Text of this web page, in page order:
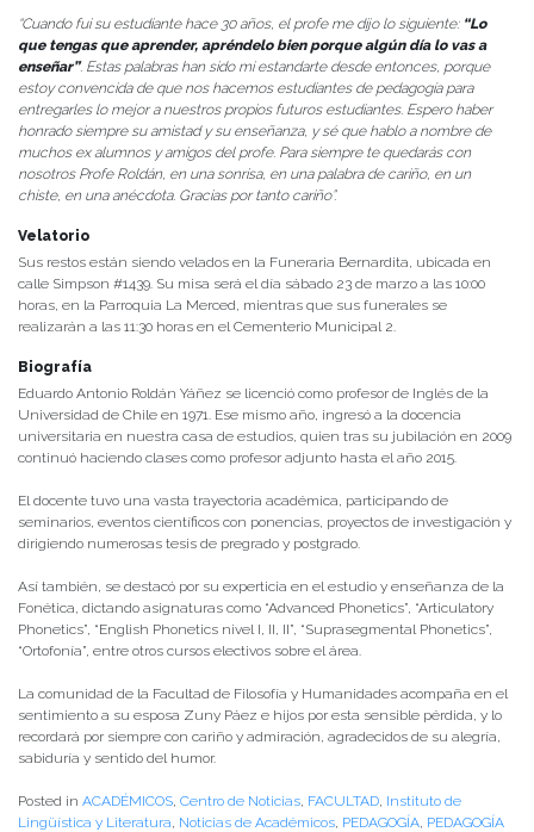
“Cuando fui su estudiante hace 30 años, el profe me dijo lo siguiente: “Lo
que tengas que aprender, apréndelo bien porque algún día lo vas a
enseñar”. Estas palabras han sido mi estandarte desde entonces, porque
estoy convencida de que nos hacemos estudiantes de pedagogía para
entregarles lo mejor a nuestros propios futuros estudiantes. Espero haber
honrado siempre su amistad y su enseñanza, y sé que hablo a nombre de
muchos ex alumnos y amigos del profe. Para siempre te quedarás con
nosotros Profe Roldán, en una sonrisa, en una palabra de cariño, en un
chiste, en una anécdota. Gracias por tanto cariño”.
Velatorio
Sus restos están siendo velados en la Funeraria Bernardita, ubicada en
calle Simpson #1439. Su misa será el día sábado 23 de marzo a las 10:00
horas, en la Parroquia La Merced, mientras que sus funerales se
realizarán a las 11:30 horas en el Cementerio Municipal 2.
Biografía
Eduardo Antonio Roldán Yáñez se licenció como profesor de Inglés de la
Universidad de Chile en 1971. Ese mismo año, ingresó a la docencia
universitaria en nuestra casa de estudios, quien tras su jubilación en 2009
continuó haciendo clases como profesor adjunto hasta el año 2015.
El docente tuvo una vasta trayectoria académica, participando de
seminarios, eventos científicos con ponencias, proyectos de investigación y
dirigiendo numerosas tesis de pregrado y postgrado.
Así también, se destacó por su experticia en el estudio y enseñanza de la
Fonética, dictando asignaturas como “Advanced Phonetics”, “Articulatory
Phonetics”, “English Phonetics nivel I, II, II”, “Suprasegmental Phonetics”,
“Ortofonía”, entre otros cursos electivos sobre el área.
La comunidad de la Facultad de Filosofía y Humanidades acompaña en el
sentimiento a su esposa Zuny Páez e hijos por esta sensible pérdida, y lo
recordará por siempre con cariño y admiración, agradecidos de su alegría,
sabiduría y sentido del humor.
Posted in ACADÉMICOS, Centro de Noticias, FACULTAD, Instituto de
Lingüística y Literatura, Noticias de Académicos, PEDAGOGÍA, PEDAGOGÍA